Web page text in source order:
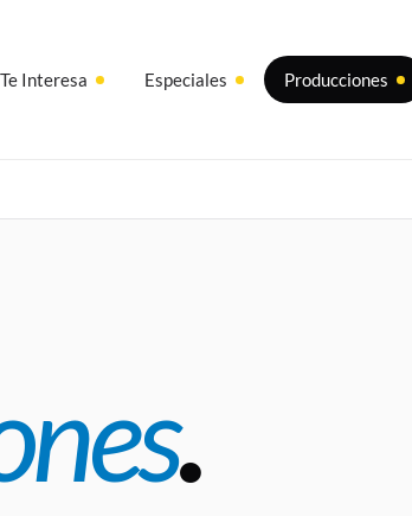
Te Interesa Especiales Producciones
.